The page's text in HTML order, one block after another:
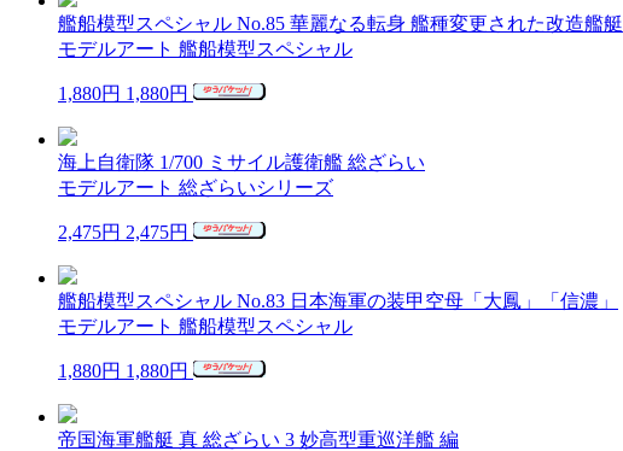
艦船模型スペシャル No.85 華麗なる転身 艦種変更された改造艦艇
モデルアート 艦船模型スペシャル
1,880円 1,880円
海上自衛隊 1/700 ミサイル護衛艦 総ざらい
モデルアート 総ざらいシリーズ
2,475円 2,475円
艦船模型スペシャル No.83 日本海軍の装甲空母「大鳳」「信濃」
モデルアート 艦船模型スペシャル
1,880円 1,880円
帝国海軍艦艇 真 総ざらい 3 妙高型重巡洋艦 編